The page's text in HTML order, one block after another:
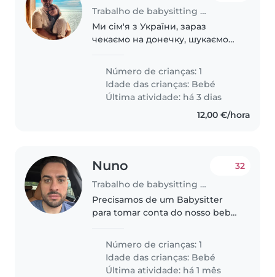
Trabalho de babysitting em Oeiras
Ми сім'я з України, зараз
чекаємо на донечку, шукаємо
Обидва працюємо з дому в
сфері IT. Ми дуже відповідальні
люди з великою повагою..
Número de crianças: 1
Idade das crianças: Bebé
Última atividade: há 3 dias
12,00 €/hora
Nuno
Trabalho de babysitting em Oeiras
32
Precisamos de um Babysitter
para tomar conta do nosso bebé,
criativo e inteligente. Ideal para
quem se sente confortável a
preparar refeições, fazer..
Número de crianças: 1
Idade das crianças: Bebé
Última atividade: há 1 mês